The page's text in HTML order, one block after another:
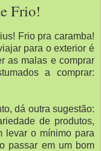
Frio!
Frio pra caramba!
para o exterior é
as malas e comprar
a comprar:
dá outra sugestão:
de produtos,
levar o mínimo para
passar em um bom